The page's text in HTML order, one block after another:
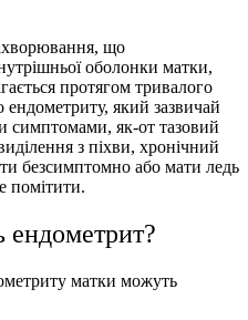
що
оболонки матки,
протягом тривалого
ендометриту, який зазвичай
симптомами, як-от тазовий
з піхви, хронічний
безсимптомно або мати ледь
помітити.
ендометрит?
матки можуть